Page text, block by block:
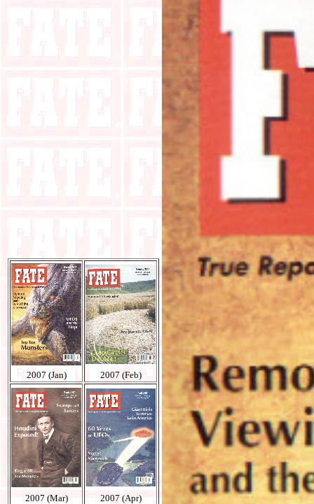
2007 (Jan) 2007 (Feb)
2007 (Mar) 2007 (Apr)